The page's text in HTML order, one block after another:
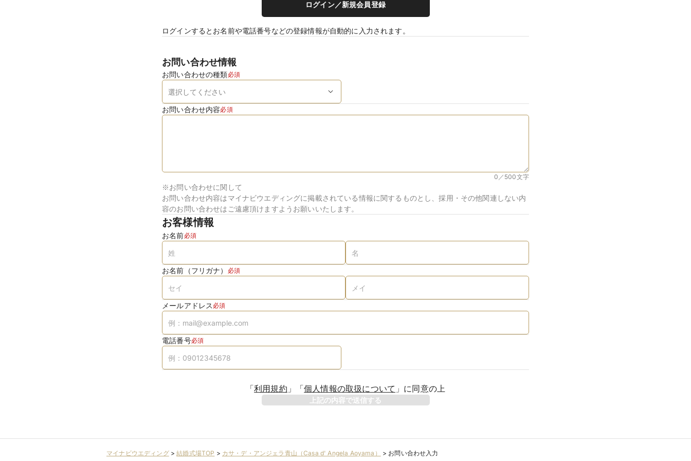
ログイン／新規会員登録
ログインするとお名前や電話番号などの登録情報が自動的に入力されます。
お問い合わせ情報
お問い合わせの種類必須
お問い合わせ内容必須
0／500文字
※お問い合わせに関して
お問い合わせ内容はマイナビウエディングに掲載されている情報に関するものとし、採用・その他関連しない内
容のお問い合わせはご遠慮頂けますようお願いいたします。
お客様情報
お名前必須
お名前（フリガナ） 必須
メールアドレス 必須
電話番号必須
「利用規約 」 「個人情報の取扱について 」 に同意の上
上記の内容で送信する
マイナビウエディング>結婚式場TOP > カサ・デ・アンジェラ青山（Casa d' Angela Aoyama） > お問い合わせ入力